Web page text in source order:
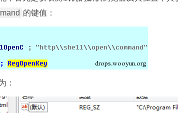
的键值：
：